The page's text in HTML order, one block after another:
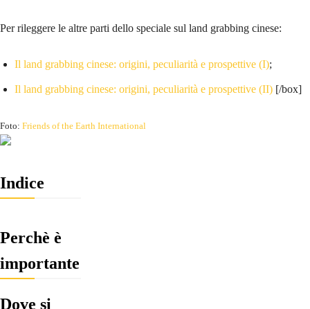
Per rileggere le altre parti dello speciale sul land grabbing cinese:
Il land grabbing cinese: origini, peculiarità e prospettive (I);
Il land grabbing cinese: origini, peculiarità e prospettive (II) [/box]
Foto: Friends of the Earth International
Indice
Perchè è
importante
Dove si